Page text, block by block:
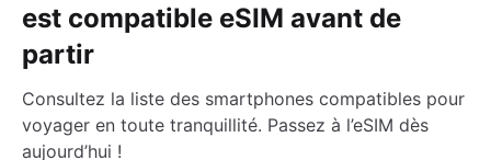
est compatible eSIM avant de
partir
Consultez la liste des smartphones compatibles pour
voyager en toute tranquillité. Passez à l’eSIM dès
aujourd’hui !